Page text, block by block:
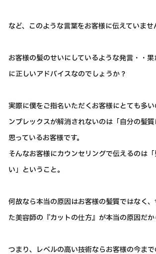
など、このような言葉をお客様に伝えていませ
お客様の髪のせいにしているような発言・・
に正しいアドバイスなのでしょうか？
実際に僕をご指名いただくお客様にとても多
ンプレックスが解消されないのは「自分の髪
思っているお客様です。
そんなお客様にカウンセリングで伝えるのは
い」ということ。
何故なら本当の原因はお客様の髪質ではなく
た美容師の『カットの仕方』が本当の原因だか
つまり、レベルの高い技術ならお客様の今ま